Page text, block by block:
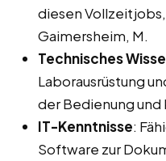
diesen
Gaimersheim, M.
Technisches
Laborausrüstung
der Bedienung und
IT-Kenntnisse:
Software zur